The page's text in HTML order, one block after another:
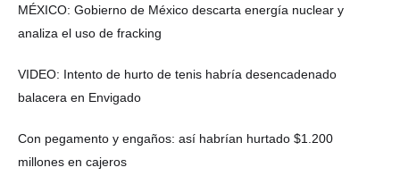
MÉXICO: Gobierno de México descarta energía nuclear y
analiza el uso de fracking
VIDEO: Intento de hurto de tenis habría desencadenado
balacera en Envigado
Con pegamento y engaños: así habrían hurtado $1.200
millones en cajeros